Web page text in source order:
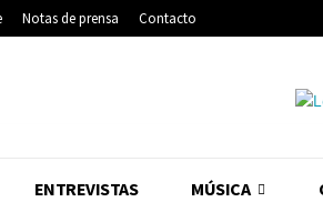
Notas de prensa Contacto
ENTREVISTAS MÚSICA